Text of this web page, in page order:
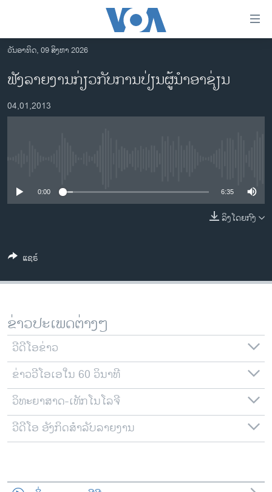
ເຂົ້າ
ຫາ
ຂ້າມ
ຂ້າມ
ຂ້າມ
ລາວ
ອາເມຣິກາ
ເອເຊຍ
ຊຸມຊົນຊາວລາວ
ວິທະຍາສາດ-ເທັກໂນໂລຈີ
ພາສາອັງກິດ
ວີດີໂອ
ສຽງ
ລາຍການກະຈາຍສຽງ
ລາຍງານ
ຕິດຕາມພວກເຮົາ ທີ່
ວັນອາທິດ, 09 ສິງຫາ 2026
ຟັງລາຍງານກ່ຽວກັບການປ່ຽນຜູ້ນໍາອາຊ່ຽນ
04,01,2013
0:00 6:35
ລິງໂດຍກົງ
ແຊຣ໌
ຂ່າວປະເພດຕ່າງໆ
ວີດີໂອຂ່າວ
ຂ່າວວີໂອເອໃນ 60 ວິນາທີ
ວິທະຍາສາດ-ເທັກໂນໂລຈີ
ວີດີໂອ ອັງກິດສຳລັບລາຍງານ